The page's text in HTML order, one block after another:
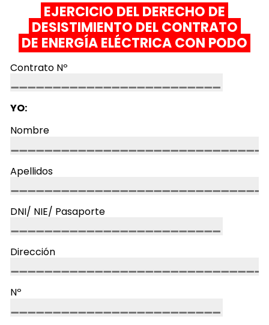
EJERCICIO DEL DERECHO DE
DESISTIMIENTO DEL CONTRATO
DE ENERGÍA ELÉCTRICA CON PODO
Contrato Nº
YO:
Nombre
Apellidos
DNI/ NIE/ Pasaporte
Dirección
Nº